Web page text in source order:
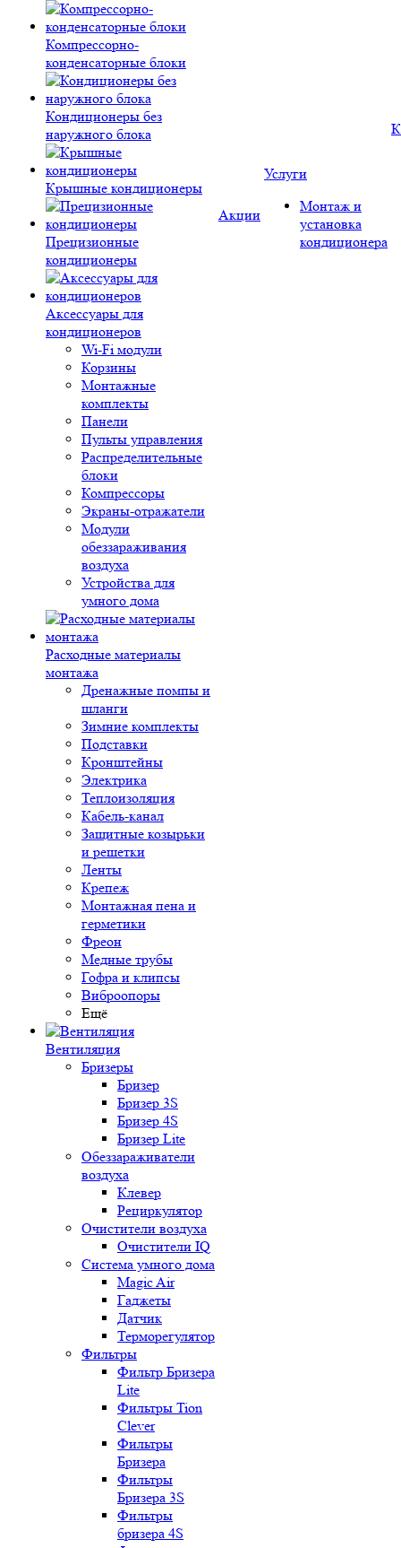
Компрессорно-
конденсаторные блоки
Кондиционеры без
наружного блока
Крышные кондиционеры
Прецизионные
кондиционеры
Аксессуары для
кондиционеров
Wi-Fi модули
Корзины
Монтажные
комплекты
Панели
Пульты управления
Распределительные
блоки
Компрессоры
Экраны-отражатели
Модули
обеззараживания
воздуха
Устройства для
умного дома
Расходные материалы
монтажа
Дренажные помпы и
шланги
Зимние комплекты
Подставки
Кронштейны
Электрика
Теплоизоляция
Кабель-канал
Защитные козырьки
и решетки
Ленты
Крепеж
Монтажная пена и
герметики
Фреон
Медные трубы
Гофра и клипсы
Виброопоры
Ещё
Вентиляция
Бризеры
Бризер
Бризер 3S
Бризер 4S
Бризер Lite
Обеззараживатели
воздуха
Клевер
Рециркулятор
Очистители воздуха
Очистители IQ
Система умного дома
Magic Air
Гаджеты
Датчик
Терморегулятор
Фильтры
Фильтр Бризера
Lite
Фильтры Tion
Clever
Фильтры
Бризера
Фильтры
Бризера 3S
Фильтры
бризера 4S
Акции
Услуги
Монтаж и
установка
кондиционера